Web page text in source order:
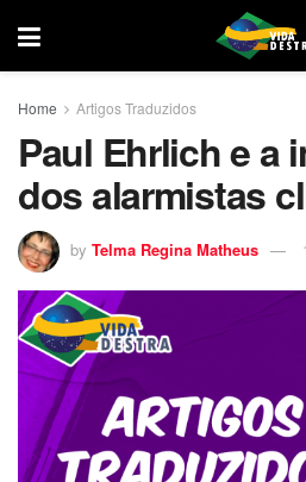
Home Artigos Traduzidos
Paul Ehrlich e a
dos alarmistas
by Telma Regina Matheus